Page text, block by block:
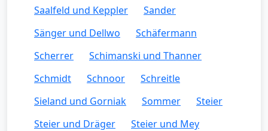
Saalfeld und Keppler
Sander
Sänger und Dellwo
Schäfermann
Scherrer
Schimanski und Thanner
Schmidt
Schnoor
Schreitle
Sieland und Gorniak
Sommer
Steier
Steier und Dräger
Steier und Mey